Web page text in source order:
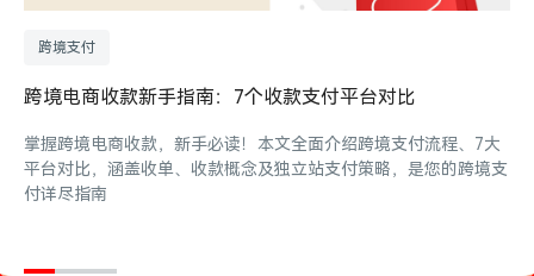
跨境支付
跨境电商收款新手指南：7个收款支付平台对比
掌握跨境电商收款，新手必读！本文全面介绍跨境支付流程、7大
平台对比，涵盖收单、收款概念及独立站支付策略，是您的跨境支
付详尽指南